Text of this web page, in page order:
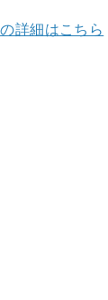
詳細はこちら